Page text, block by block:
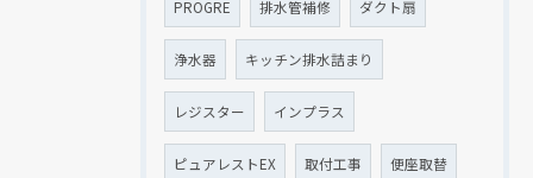
PROGRE 排水管補修 ダクト扇
浄水器 キッチン排水詰まり
レジスター インプラス
ピュアレストEX 取付工事 便座取替